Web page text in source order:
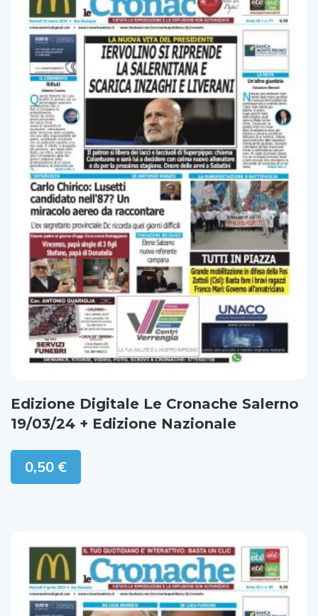
Edizione Digitale Le Cronache Salerno
19/03/24 + Edizione Nazionale
0,50 €